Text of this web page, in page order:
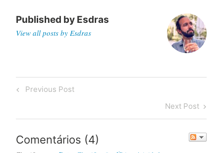
Published by Esdras
View all posts by Esdras
Post
Previous
Previous Post
Next
Post
Next Post
Comentários (4)